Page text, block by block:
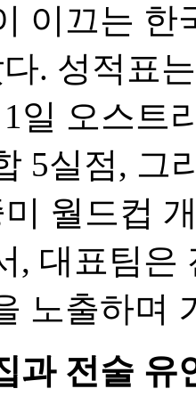
이끄는 한
. 성적표
일 오스트
5실점, 그
미 월드컵
, 대표팀은
노출하며
전술 유